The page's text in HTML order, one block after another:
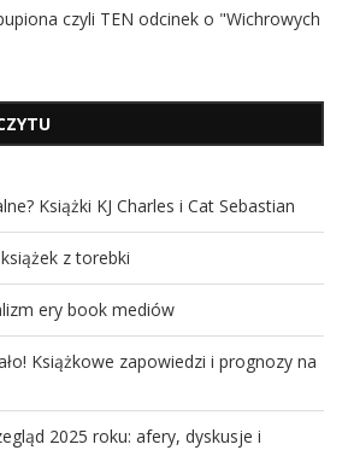
czyli TEN odcinek o "Wichrowych
Książki KJ Charles i Cat Sebastian
z torebki
ery book mediów
Książkowe zapowiedzi i prognozy na
2025 roku: afery, dyskusje i